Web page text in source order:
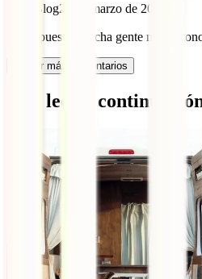
IATI Blog24 de marzo de 2018
Por supuesto, mucha gente no las
Cargar más comentarios
Qué leer a